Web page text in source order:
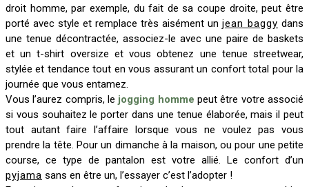
droit homme, par exemple, du fait de sa coupe droite, peut être
porté avec style et remplace très aisément un jean baggy dans
une tenue décontractée, associez-le avec une paire de baskets
et un t-shirt oversize et vous obtenez une tenue streetwear,
stylée et tendance tout en vous assurant un confort total pour la
journée que vous entamez.
Vous l’aurez compris, le jogging homme peut être votre associé
si vous souhaitez le porter dans une tenue élaborée, mais il peut
tout autant faire l’affaire lorsque vous ne voulez pas vous
prendre la tête. Pour un dimanche à la maison, ou pour une petite
course, ce type de pantalon est votre allié. Le confort d’un
pyjama sans en être un, l’essayer c’est l’adopter !